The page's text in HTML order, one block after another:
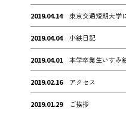
2019.04.14 東京交通短期大学
2019.04.04 小鉄日記
2019.04.01 本学卒業生いすみ
2019.02.16 アクセス
2019.01.29 ご挨拶